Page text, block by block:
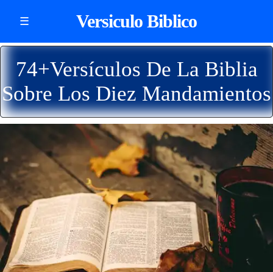
☰ Versiculo Biblico
74+Versículos De La Biblia
Sobre Los Diez Mandamientos